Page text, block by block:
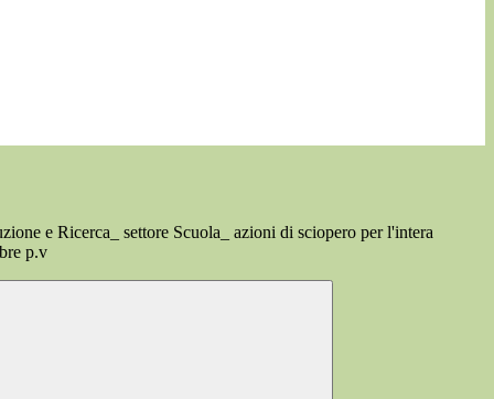
e Ricerca_ settore Scuola_ azioni di sciopero per l'intera
p.v